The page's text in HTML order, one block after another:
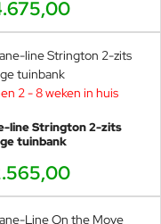
2 - 8 weken in huis
line Strington 2-zits
tuinbank